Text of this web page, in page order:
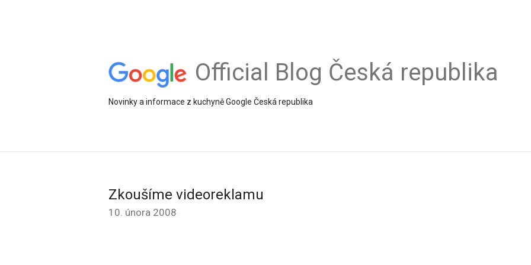
Official Blog Česká republika
Novinky a informace z kuchyně Google Česká republika
Zkoušíme videoreklamu
10. února 2008